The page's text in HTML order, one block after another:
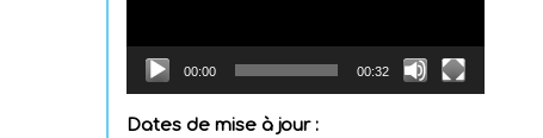
00:00 00:32
Dates de mise à jour :